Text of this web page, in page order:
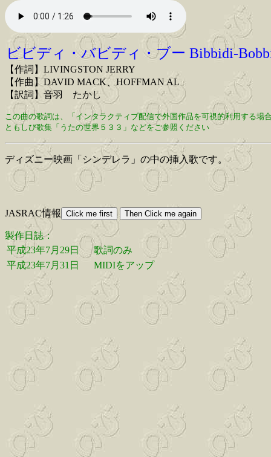
ビビディ・バビディ・ブー Bibbidi-
【作詞】LIVINGSTON JERRY
【作曲】DAVID MACK、HOFFMAN AL
【訳詞】音羽 たかし
この曲の歌詞は、「インタラクティブ配信で外国作品を可視的利用する場
ともしび歌集「うたの世界５３３」などをご参照ください
ディズニー映画「シンデレラ」の中の挿入歌です。
JASRAC情報
製作日誌：
平成23年7月29日
歌詞のみ
平成23年7月31日
MIDIをアップ